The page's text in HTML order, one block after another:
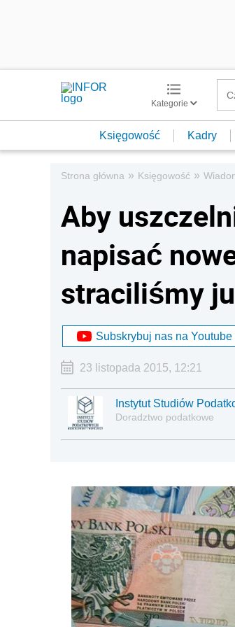
Kategorie
Księgowość Kadry
Strona główna » Księgowość »
Aby
napisać
straciliśmy
Subskrybuj nas na Youtube
23 listopada 2015, 12:21
Instytut Studiów
Doradztwo podatkowe